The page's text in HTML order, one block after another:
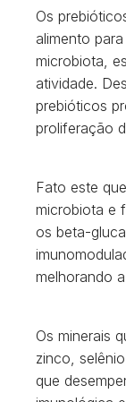
Os
alimento
microbiota,
atividade.
prebióticos
proliferação
Fato este
microbiota e
os beta-
melhorando
Os minerais
zinco,
que